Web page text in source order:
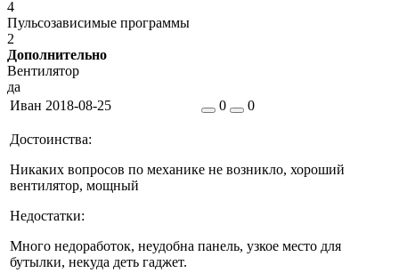
4
Пульсозависимые программы
2
Дополнительно
Вентилятор
да
Иван 2018-08-25 0 0
Достоинства:
Никаких вопросов по механике не возникло, хороший
вентилятор, мощный
Недостатки:
Много недоработок, неудобна панель, узкое место для
бутылки, некуда деть гаджет.